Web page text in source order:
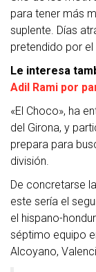
para tener más
suplente. Días
pretendido por
Le interesa
Adil Rami por
«El Choco», ha
del Girona, y
prepara para
división.
De concretarse
este sería el
el hispano-
séptimo equipo
Alcoyano,